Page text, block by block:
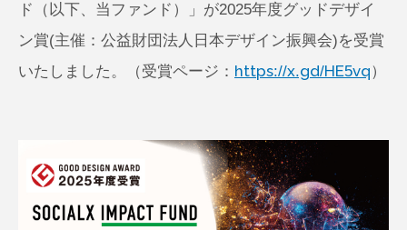
ド（以下、当ファンド）」が2025年度グッドデザイ
ン賞(主催：公益財団法人日本デザイン振興会)を受賞
いたしました。（受賞ページ： https://x.gd/HE5vq）